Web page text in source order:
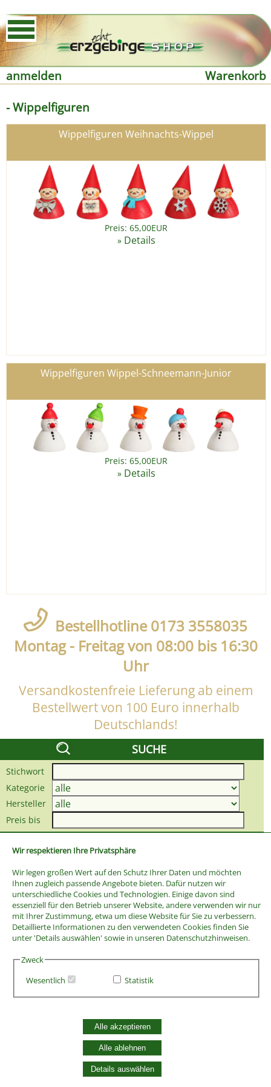
Wir respektieren Ihre Privatsphäre
Wir legen großen Wert auf den Schutz Ihrer Daten und möchten
Ihnen zugleich passende Angebote bieten. Dafür nutzen wir
unterschiedliche Cookies und Technologien. Einige davon sind
essenziell für den Betrieb unserer Website, andere verwenden wir nur
mit Ihrer Zustimmung, etwa um diese Website für Sie zu verbessern.
Detaillierte Informationen zu den verwendeten Cookies finden Sie
unter 'Details auswählen' sowie in unseren Datenschutzhinweisen.
Zweck
Wesentlich
Statistik
Alle akzeptieren
Alle ablehnen
Details auswählen
anmelden
Warenkorb
- Wippelfiguren
Wippelfiguren Weihnachts-Wippel
Preis: 65,00EUR
» Details
Wippelfiguren Wippel-Schneemann-Junior
Preis: 65,00EUR
» Details
Bestellhotline 0173 3558035
Montag - Freitag von 08:00 bis 16:30
Uhr
Versandkostenfreie Lieferung ab einem
Bestellwert von 100 Euro innerhalb
Deutschlands!
SUCHE
Stichwort
Kategorie
Hersteller
Preis bis
Widerrufsbelehrung
Vertrag widerrufen
Datenschutzerklärung
Zahlung und Versand
Batterieentsorgung